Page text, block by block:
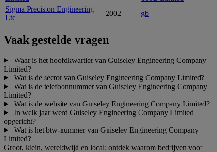
Sigma Precision Engineering
Ltd
2002 gb
Vaak gestelde vragen
Waar is het hoofdkwartier van Guiseley Engineering Company
Limited?
Wat is de sector van Guiseley Engineering Company Limited?
Wat is de telefoonnummer van Guiseley Engineering Company
Limited?
Wat is de website van Guiseley Engineering Company Limited?
In welk jaar werd Guiseley Engineering Company Limited
opgericht?
Wat is het btw-nummer van Guiseley Engineering Company
Limited?
Groot, klein, wereldwijd en local: ontdek waarom bedrijven voor